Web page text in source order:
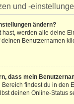
und -
ändern?
werden alle deine
Benutzernamen
dass mein
Bereich findest du in den
deinen Online-Status